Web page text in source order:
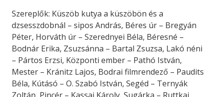
Szereplők: Küszöb kutya a küszöbön és a
dzsesszdobnál – sipos András, Béres úr – Bregyán
Péter, Horváth úr – Szerednyei Béla, Béresné –
Bodnár Erika, Zsuzsánna – Bartal Zsuzsa, Lakó néni
– Pártos Erzsi, Központi ember – Pathó István,
Mester – Kránitz Lajos, Bodrai filmrendező – Paudits
Béla, Kútásó – O. Szabó István, Segéd – Ternyák